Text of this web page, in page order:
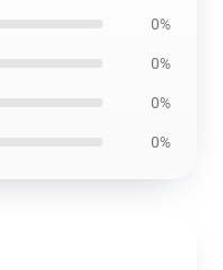
0%
0%
0%
0%